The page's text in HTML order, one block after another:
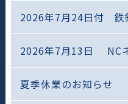
2026年7月24日付
2026年7月13日 NC
夏季休業のお知らせ